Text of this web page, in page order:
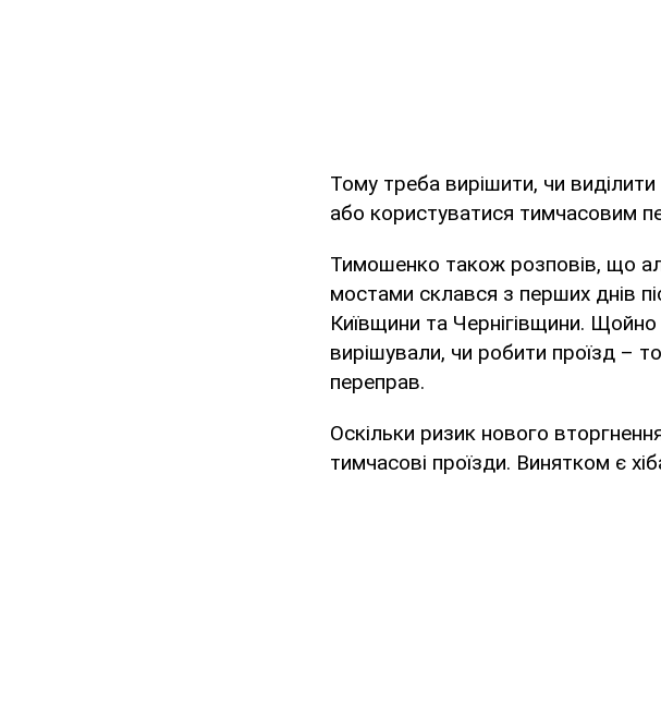
Тому треба вирішити, чи
або користуватися тимчасовим
Тимошенко також розповів, що
мостами склався з перших днів
Київщини та Чернігівщини.
вирішували, чи робити проїзд –
переправ.
Оскільки ризик нового
тимчасові проїзди. Винятком є